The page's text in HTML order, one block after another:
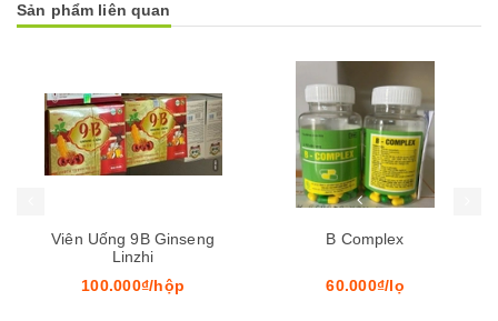
Sản phẩm liên quan
Viên Uống 9B Ginseng
Linzhi
100.000₫/hộp
B Complex
60.000₫/lọ
Mua hàng Mua hàng